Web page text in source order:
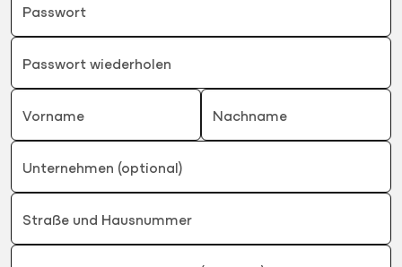
Passwort
Passwort wiederholen
Vorname Nachname
Unternehmen (optional)
Straße und Hausnummer